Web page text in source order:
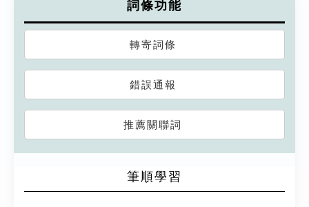
詞條功能
轉寄詞條
錯誤通報
推薦關聯詞
筆順學習